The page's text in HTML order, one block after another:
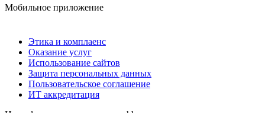
Мобильное приложение
Этика и комплаенс
Оказание услуг
Использование сайтов
Защита персональных данных
Пользовательское соглашение
ИТ аккредитация